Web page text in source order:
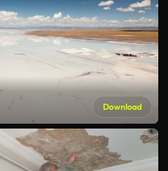
Download